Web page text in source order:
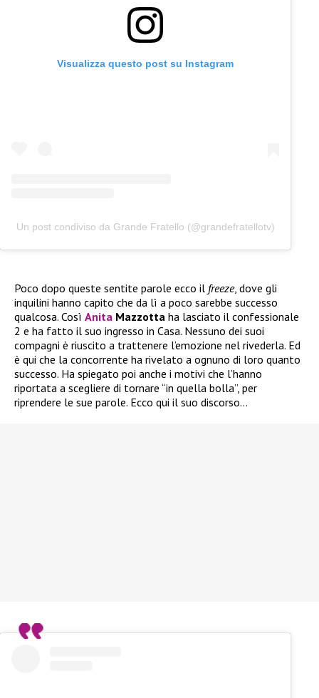
Visualizza questo post su Instagram
Un post condiviso da Grande Fratello (@grandefratellotv)
Poco dopo queste sentite parole ecco il freeze, dove gli
inquilini hanno capito che da lì a poco sarebbe successo
qualcosa. Così Anita Mazzotta ha lasciato il confessionale
2 e ha fatto il suo ingresso in Casa. Nessuno dei suoi
compagni è riuscito a trattenere l’emozione nel rivederla. Ed
è qui che la concorrente ha rivelato a ognuno di loro quanto
successo. Ha spiegato poi anche i motivi che l’hanno
riportata a scegliere di tornare “in quella bolla”, per
riprendere le sue parole. Ecco qui il suo discorso…